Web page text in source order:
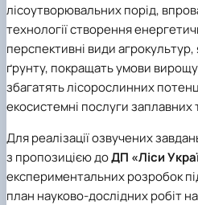
лісоутворювальних порід,
технології створення
перспективні види агрокультур,
ґрунту, покращать умови
збагатять лісорослинних
екосистемні послуги заплавних
Для реалізації озвучених
з пропозицією доДП «Ліси
експериментальних розробок
план науково-дослідних робіт